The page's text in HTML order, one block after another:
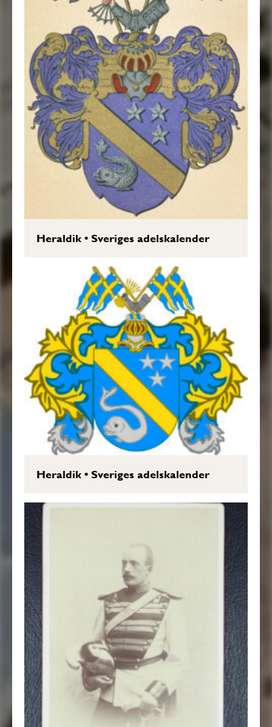
Heraldik•Sveriges adelskalender
Heraldik•Sveriges adelskalender